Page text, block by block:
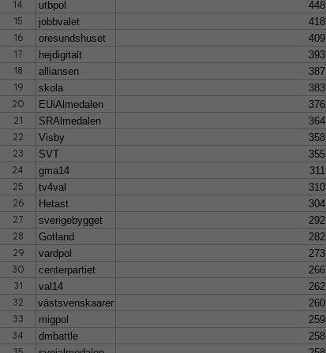
14
utbpol
448
15
jobbvalet
418
16
oresundshuset
409
17
hejdigitalt
393
18
alliansen
387
19
skola
383
20
EUiAlmedalen
376
21
SRAlmedalen
364
22
Visby
358
23
SVT
355
24
gma14
311
25
tv4val
310
26
Hetast
304
27
sverigebygget
292
28
Gotland
282
29
vardpol
273
30
centerpartiet
266
31
val14
262
32
västsvenskaarenan
260
33
migpol
259
34
dmbattle
258